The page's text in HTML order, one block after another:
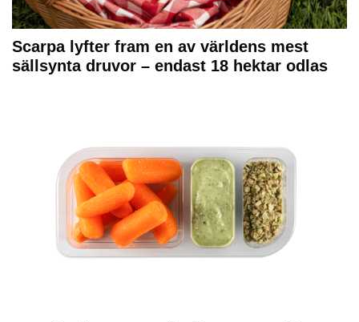
Scarpa lyfter fram en av världens mest
sällsynta druvor – endast 18 hektar odlas